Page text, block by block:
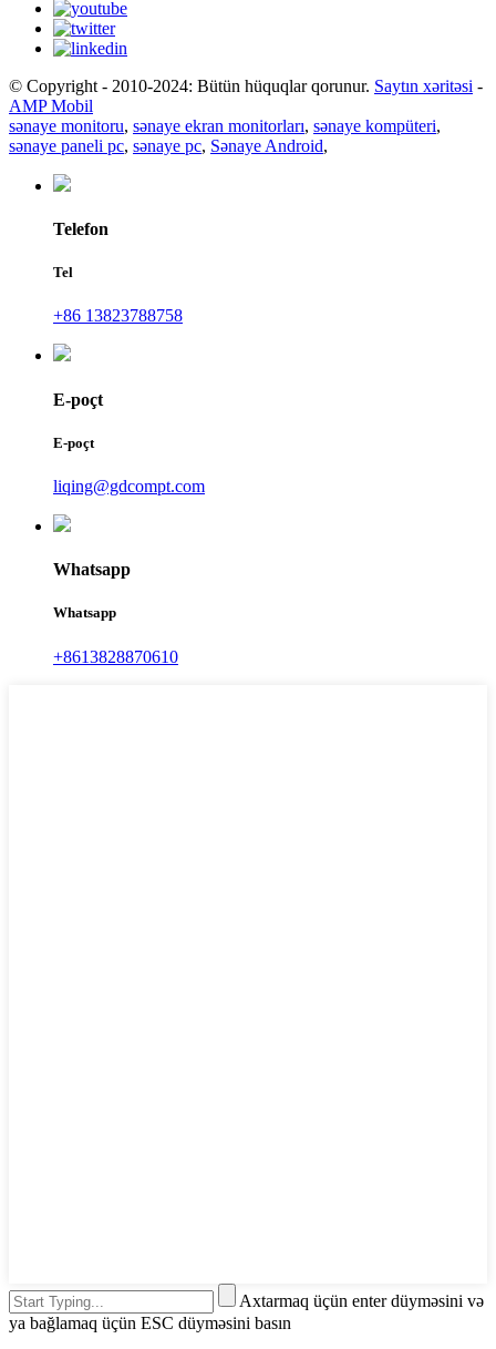
© Copyright - 2010-2024: Bütün hüquqlar qorunur. Saytın xəritəsi -
AMP Mobil
sənaye monitoru, sənaye ekran monitorları, sənaye kompüteri,
sənaye paneli pc, sənaye pc, Sənaye Android,
Telefon
Tel
+86 13823788758
E-poçt
E-poçt
liqing@gdcompt.com
Whatsapp
Whatsapp
+8613828870610
Axtarmaq üçün enter düyməsini və
ya bağlamaq üçün ESC düyməsini basın